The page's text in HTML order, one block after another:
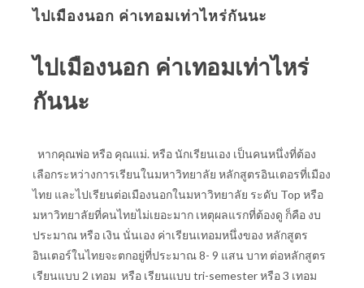
ไปเมืองนอก ค่าเทอมเท่าไหร่กันนะ
ไปเมืองนอก ค่าเทอมเท่าไหร่
กันนะ
หากคุณพ่อ หรือ คุณแม่. หรือ นักเรียนเอง เป็นคนหนึ่งที่ต้อง
เลือกระหว่างการเรียนในมหาวิทยาลัย หลักสูตรอินเตอรที่เมือง
ไทย และไปเรียนต่อเมืองนอกในมหาวิทยาลัย ระดับ Top หรือ
มหาวิทยาลัยที่คนไทยไม่เยอะมาก เหตุผลแรกที่ต้องดู ก็คือ งบ
ประมาณ หรือ เงิน นั่นเอง ค่าเรียนเทอมหนึ่งของ หลักสูตร
อินเตอร์ในไทยจะตกอยู่ที่ประมาณ 8- 9 แสน บาท ต่อหลักสูตร
เรียนแบบ 2 เทอม หรือ เรียนแบบ tri-semester หรือ 3 เทอม